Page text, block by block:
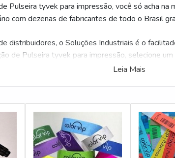
Pulseira tyvek para impressão, você só acha na
com dezenas de fabricantes de todo o Brasil
distribuidores, o Soluções Industriais é o
de Pulseira tyvek para impressão, selecione
Leia Mais